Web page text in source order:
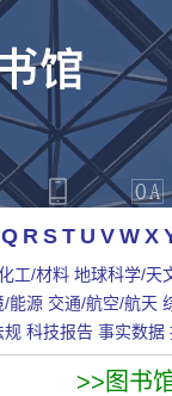
Q R S T U V W X
工/材料 地球科学/天
/能源 交通/航空/航天
规 科技报告 事实数据
>>图书